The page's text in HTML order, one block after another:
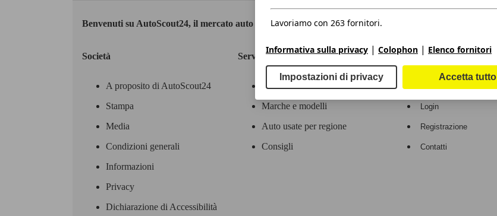
Benvenuti su AutoScout24, il mercato auto europeo.
Società
A proposito di AutoScout24
Stampa
Media
Condizioni generali
Informazioni
Privacy
Dichiarazione di Accessibilità
Servizi
Contatti
Marche e modelli
Auto usate per regione
Consigli
Area rivenditori
Login
Registrazione
Contatti
Lavoriamo con 263 fornitori.
Informativa sulla privacy | Colophon | Elenco fornitori
Impostazioni di privacy Accetta tutto